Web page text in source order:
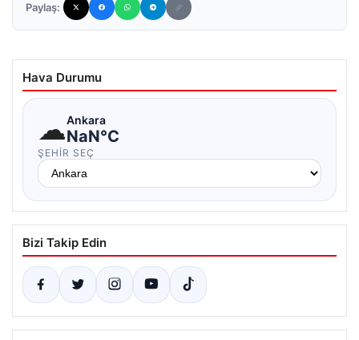
Paylaş:
Hava Durumu
☁Ankara
NaN°C
ŞEHIR SEÇ
Bizi Takip Edin